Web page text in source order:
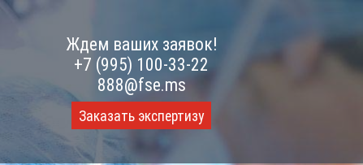
Ждем ваших заявок!
+7 (995) 100-33-22
888@fse.ms
Заказать экспертизу